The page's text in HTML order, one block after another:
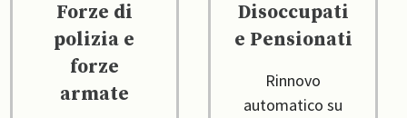
Forze di
polizia e
forze
armate
Disoccupati
e Pensionati
Rinnovo
automatico su